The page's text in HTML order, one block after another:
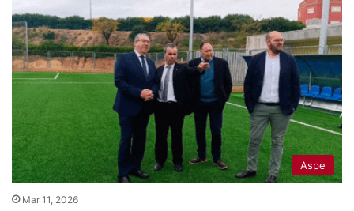
Aspe
Mar 11, 2026